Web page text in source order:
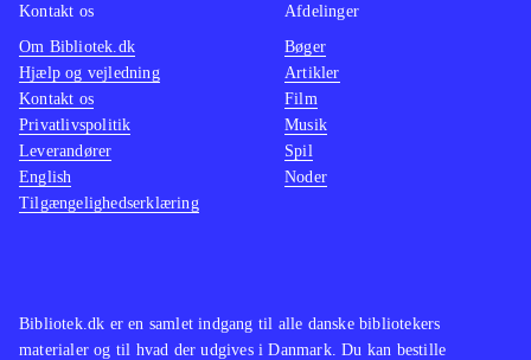
Bibliotek.dk er en samlet indgang til alle danske bibliotekers
materialer og til hvad der udgives i Danmark. Du kan bestille
Kontakt os
Om Bibliotek.dk
Hjælp og vejledning
Kontakt os
Privatlivspolitik
Leverandører
English
Tilgængelighedserklæring
Afdelinger
Bøger
Artikler
Film
Musik
Spil
Noder